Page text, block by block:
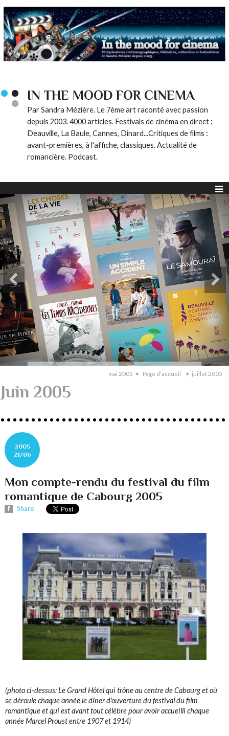
IN THE MOOD FOR CINEMA
Par Sandra Mézière. Le 7ème art raconté avec passion
depuis 2003. 4000 articles. Festivals de cinéma en direct :
Deauville, La Baule, Cannes, Dinard...Critiques de films :
avant-premières, à l'affiche, classiques. Actualité de
romancière. Podcast.
mai 2005 Page d'accueil juillet 2005
Juin 2005
2005
21/06
Mon compte-rendu du festival du film
romantique de Cabourg 2005
Share
(photo ci-dessus: Le Grand Hôtel qui trône au centre de Cabourg et où
se déroule chaque année le dîner d'ouverture du festival du film
romantique et qui est avant tout célèbre pour avoir accueilli chaque
année Marcel Proust entre 1907 et 1914)